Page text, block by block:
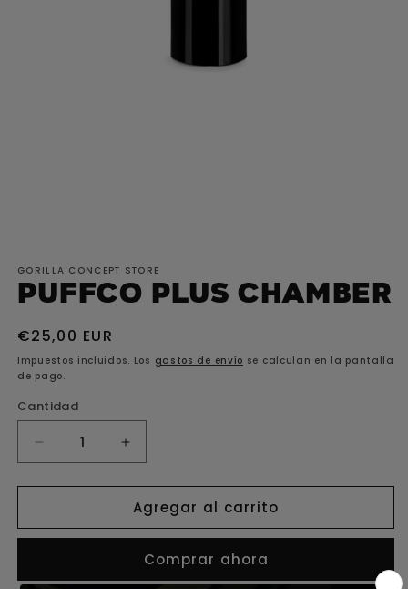
elemento
multimedia
1
una
ventana
modal
GORILLA CONCEPT STORE
PUFFCO Plus Chamber
Precio
habitual
€25,00 EUR
Impuestos incluidos. Los gastos de envío se calculan en la pantalla
de pago.
Cantidad
Reducir
PUFFCO
Chamber
Aumentar
para
PUFFCO
Plus
Chamber
Agregar al carrito
Comprar ahora